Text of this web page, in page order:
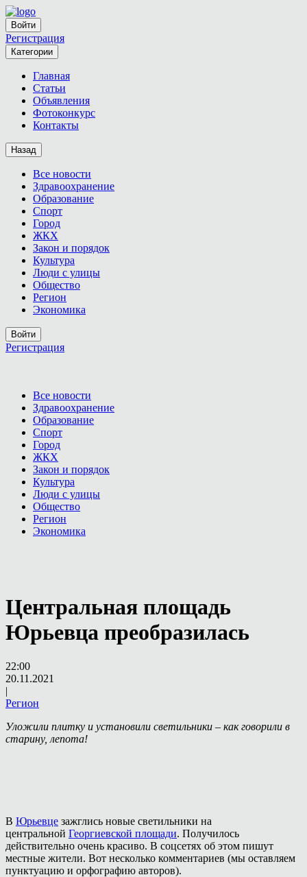
Войти
Регистрация
Категории
Главная
Статьи
Объявления
Фотоконкурс
Контакты
Назад
Все новости
Здравоохранение
Образование
Спорт
Город
ЖКХ
Закон и порядок
Культура
Люди с улицы
Общество
Регион
Экономика
Войти
Регистрация
Все новости
Здравоохранение
Образование
Спорт
Город
ЖКХ
Закон и порядок
Культура
Люди с улицы
Общество
Регион
Экономика
Центральная площадь
Юрьевца преобразилась
22:00
20.11.2021
|
Регион
Уложили плитку и установили светильники – как говорили в
старину, лепота!
В Юрьевце зажглись новые светильники на
центральной Георгиевской площади. Получилось
действительно очень красиво. В соцсетях об этом пишут
местные жители. Вот несколько комментариев (мы оставляем
пунктуацию и орфографию авторов).